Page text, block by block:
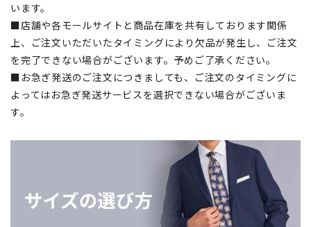
います。
■店舗や各モールサイトと商品在庫を共有しております関係
上、ご注文いただいたタイミングにより欠品が発生し、ご注文
を完了できない場合がございます。予めご了承ください。
■お急ぎ発送のご注文につきましても、ご注文のタイミングに
よってはお急ぎ発送サービスを選択できない場合がございま
す。